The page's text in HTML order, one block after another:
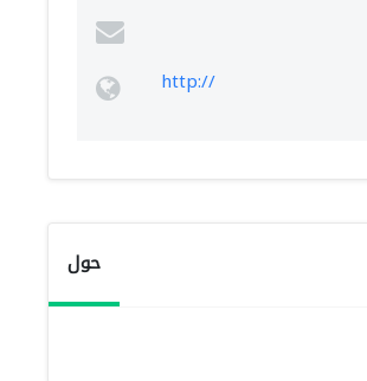
http://
حول